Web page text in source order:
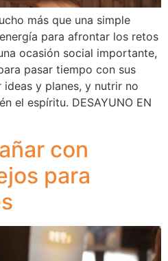
más que una simple
para afrontar los retos
ocasión social importante,
pasar tiempo con sus
y planes, y nutrir no
el espíritu. DESAYUNO EN
con
para